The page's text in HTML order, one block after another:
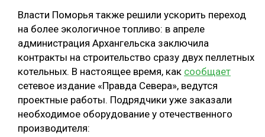
Власти Поморья также решили ускорить переход
на более экологичное топливо: в апреле
администрация Архангельска заключила
контракты на строительство сразу двух пеллетных
котельных. В настоящее время, как сообщает
сетевое издание «Правда Севера», ведутся
проектные работы. Подрядчики уже заказали
необходимое оборудование у отечественного
производителя: